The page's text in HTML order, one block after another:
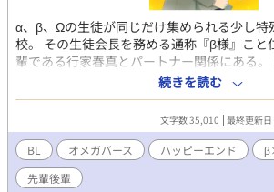
α、β、Ωの生徒が同じだけ集められる少し特
校。 その生徒会長を務める通称『β様』こ
輩である行家春真とパートナー関係にある
ーの行動が少しおかしい。 そう思っていた
に会っている姿を目撃してしまった。 抱い
プレックスが同時に刺激され、少しずつ暴
い……。 βでなければ。αであれば。 無理
る術があったのに。 学園オメガバース（独自
れないβ×βに近いΩ】の盛大で人騒がせな痴
吹く二人の出会いの話」でくっついた二人の
続きを読む
文字数 35,010 最終更新
BL オメガバース ハッピーエンド
先輩後輩